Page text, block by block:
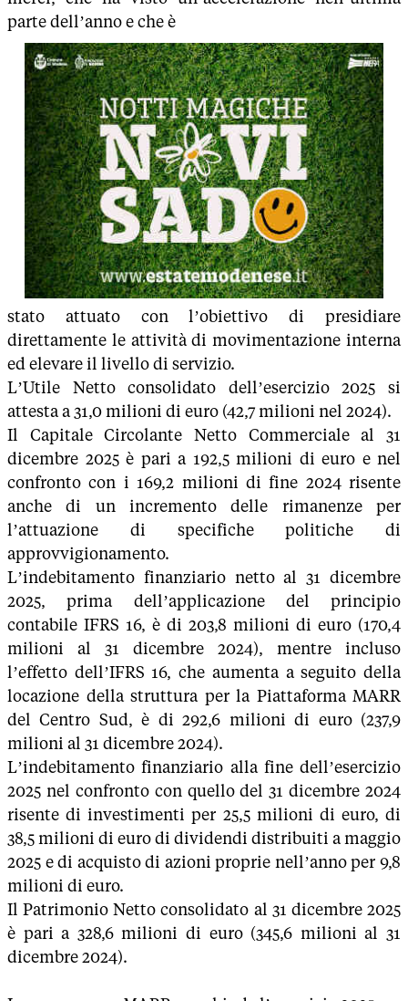
parte dell’anno e che è
stato attuato con l’obiettivo di presidiare
direttamente le attività di movimentazione interna
ed elevare il livello di servizio.
L’Utile Netto consolidato dell’esercizio 2025 si
attesta a 31,0 milioni di euro (42,7 milioni nel 2024).
Il Capitale Circolante Netto Commerciale al 31
dicembre 2025 è pari a 192,5 milioni di euro e nel
confronto con i 169,2 milioni di fine 2024 risente
anche di un incremento delle rimanenze per
l’attuazione di specifiche politiche di
approvvigionamento.
L’indebitamento finanziario netto al 31 dicembre
2025, prima dell’applicazione del principio
contabile IFRS 16, è di 203,8 milioni di euro (170,4
milioni al 31 dicembre 2024), mentre incluso
l’effetto dell’IFRS 16, che aumenta a seguito della
locazione della struttura per la Piattaforma MARR
del Centro Sud, è di 292,6 milioni di euro (237,9
milioni al 31 dicembre 2024).
L’indebitamento finanziario alla fine dell’esercizio
2025 nel confronto con quello del 31 dicembre 2024
risente di investimenti per 25,5 milioni di euro, di
38,5 milioni di euro di dividendi distribuiti a maggio
2025 e di acquisto di azioni proprie nell’anno per 9,8
milioni di euro.
Il Patrimonio Netto consolidato al 31 dicembre 2025
è pari a 328,6 milioni di euro (345,6 milioni al 31
dicembre 2024).